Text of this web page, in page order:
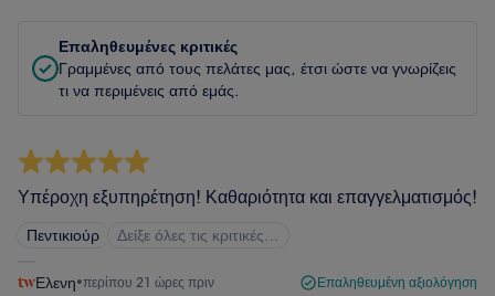
Επαληθευμένες κριτικές
Γραμμένες από τους πελάτες μας, έτσι ώστε να γνωρίζεις
τι να περιμένεις από εμάς.
Υπέροχη εξυπηρέτηση! Καθαριότητα και επαγγελματισμός!
Πεντικιούρ Δείξε όλες τις κριτικές…
Ελενη•περίπου 21 ώρες πριν Επαληθευμένη αξιολόγηση